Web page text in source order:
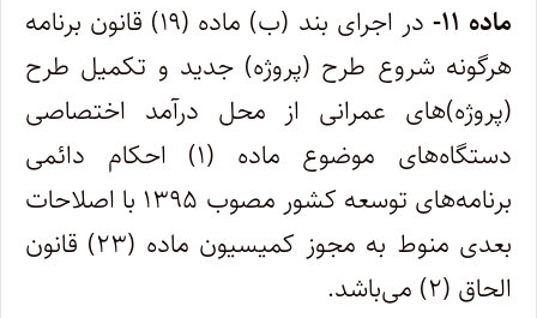
ماده ۱۱-
در اجرای بند (ب) ماده (۱۹) قانون برنامه
هرگونه شروع طرح (پروژه) جدید و تکمیل طرح
(پروژه)‌های عمرانی از محل درآمد اختصاصی
دستگاه‌های موضوع ماده (۱) احکام دائمی
برنامه‌های توسعه کشور مصوب ۱۳۹۵ با اصلاحات
بعدی منوط به مجوز کمیسیون ماده (۲۳) قانون
الحاق (۲) می‌باشد.